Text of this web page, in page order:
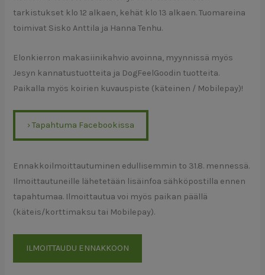
tarkistukset klo 12 alkaen, kehät klo 13 alkaen. Tuomareina
toimivat Sisko Anttila ja Hanna Tenhu.
Elonkierron makasiinikahvio avoinna, myynnissä myös
Jesyn kannatustuotteita ja DogFeelGoodin tuotteita.
Paikalla myös koirien kuvauspiste (käteinen / Mobilepay)!
› Tapahtuma Facebookissa
Ennakkoilmoittautuminen edullisemmin to 31.8. mennessä.
Ilmoittautuneille lähetetään lisäinfoa sähköpostilla ennen
tapahtumaa. Ilmoittautua voi myös paikan päällä
(käteis/korttimaksu tai Mobilepay).
ILMOITTAUDU ENNAKKOON